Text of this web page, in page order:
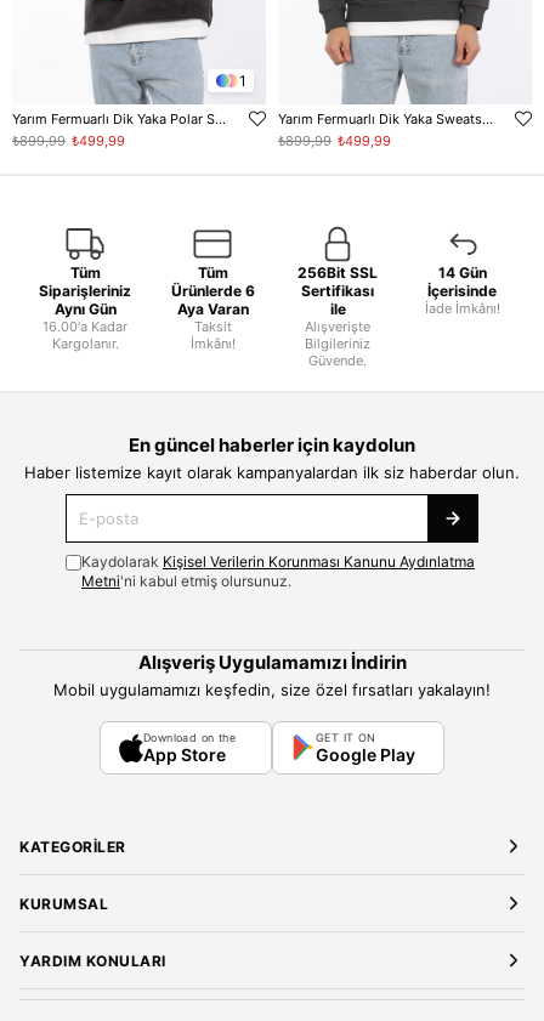
1
Yarım Fermuarlı Dik Yaka Polar Sweatshirt - Antrasit
₺499,99
₺899,99
Yarım Fermuarlı Dik Yaka Sweatshirt - Antrasit
₺499,99
₺899,99
Tüm
Siparişleriniz
Aynı Gün
16.00'a Kadar
Kargolanır.
Tüm
Ürünlerde 6
Aya Varan
Taksit
İmkânı!
256Bit SSL
Sertifikası
ile
Alışverişte
Bilgileriniz
Güvende.
14 Gün
İçerisinde
İade İmkânı!
En güncel haberler için kaydolun
Haber listemize kayıt olarak kampanyalardan ilk siz haberdar olun.
Kaydolarak Kişisel Verilerin Korunması Kanunu Aydınlatma
Metni'ni kabul etmiş olursunuz.
Alışveriş Uygulamamızı İndirin
Mobil uygulamamızı keşfedin, size özel fırsatları yakalayın!
Download on the
App Store
GET IT ON
Google Play
KATEGORILER
Bluz
Gömlek
KURUMSAL
Mağazalarımız
YARDIM KONULARI
Üyelik Sözleşmesi